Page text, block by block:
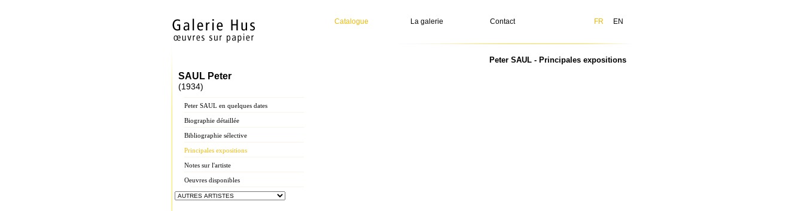
Catalogue La galerie Contact FR EN
SAUL Peter
(1934)
Peter SAUL en quelques dates
Biographie détaillée
Bibliographie sélective
Principales expositions
Notes sur l'artiste
Oeuvres disponibles
Peter SAUL - Principales expositions